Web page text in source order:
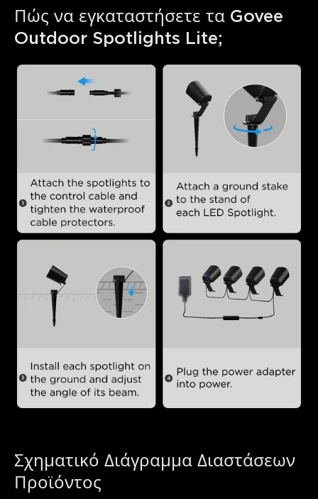
Πώς να εγκαταστήσετε τα Govee
Outdoor Spotlights Lite;
Σχηματικό Διάγραμμα Διαστάσεων
Προϊόντος